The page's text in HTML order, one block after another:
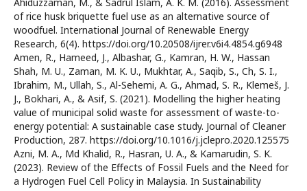
Ahiduzzaman, M., & Sadrul Islam, A. K. M. (2016). Assessment
of rice husk briquette fuel use as an alternative source of
woodfuel. International Journal of Renewable Energy
Research, 6(4). https://doi.org/10.20508/ijrer.v6i4.4854.g6948
Amen, R., Hameed, J., Albashar, G., Kamran, H. W., Hassan
Shah, M. U., Zaman, M. K. U., Mukhtar, A., Saqib, S., Ch, S. I.,
Ibrahim, M., Ullah, S., Al-Sehemi, A. G., Ahmad, S. R., Klemeš, J.
J., Bokhari, A., & Asif, S. (2021). Modelling the higher heating
value of municipal solid waste for assessment of waste-to-
energy potential: A sustainable case study. Journal of Cleaner
Production, 287. https://doi.org/10.1016/j.jclepro.2020.125575
Azni, M. A., Md Khalid, R., Hasran, U. A., & Kamarudin, S. K.
(2023). Review of the Effects of Fossil Fuels and the Need for
a Hydrogen Fuel Cell Policy in Malaysia. In Sustainability